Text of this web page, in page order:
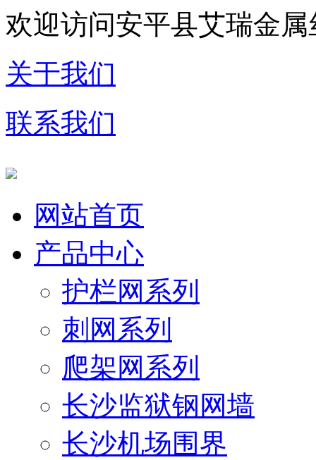
欢迎访问安平县艾瑞金
关于我们
联系我们
网站首页
产品中心
护栏网系列
刺网系列
爬架网系列
长沙监狱钢网墙
长沙机场围界